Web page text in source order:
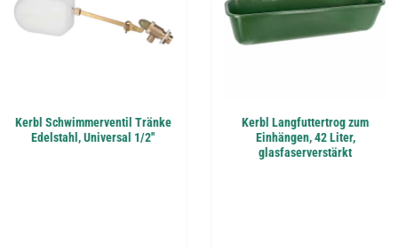
Kerbl Schwimmerventil Tränke
Edelstahl, Universal 1/2''
Kerbl Langfuttertrog zum
Einhängen, 42 Liter,
glasfaserverstärkt